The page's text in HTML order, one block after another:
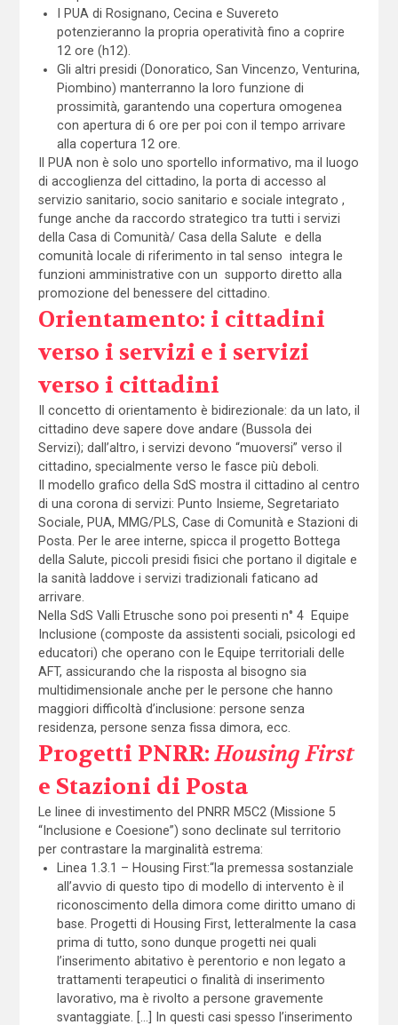
I PUA di Rosignano, Cecina e Suvereto
potenzieranno la propria operatività fino a coprire
12 ore (h12).
Gli altri presidi (Donoratico, San Vincenzo, Venturina,
Piombino) manterranno la loro funzione di
prossimità, garantendo una copertura omogenea
con apertura di 6 ore per poi con il tempo arrivare
alla copertura 12 ore.
Il PUA non è solo uno sportello informativo, ma il luogo
di accoglienza del cittadino, la porta di accesso al
servizio sanitario, socio sanitario e sociale integrato ,
funge anche da raccordo strategico tra tutti i servizi
della Casa di Comunità/ Casa della Salute e della
comunità locale di riferimento in tal senso integra le
funzioni amministrative con un supporto diretto alla
promozione del benessere del cittadino.
Orientamento: i cittadini
verso i servizi e i servizi
verso i cittadini
Il concetto di orientamento è bidirezionale: da un lato, il
cittadino deve sapere dove andare (Bussola dei
Servizi); dall’altro, i servizi devono “muoversi” verso il
cittadino, specialmente verso le fasce più deboli.
Il modello grafico della SdS mostra il cittadino al centro
di una corona di servizi: Punto Insieme, Segretariato
Sociale, PUA, MMG/PLS, Case di Comunità e Stazioni di
Posta. Per le aree interne, spicca il progetto Bottega
della Salute, piccoli presidi fisici che portano il digitale e
la sanità laddove i servizi tradizionali faticano ad
arrivare.
Nella SdS Valli Etrusche sono poi presenti n° 4 Equipe
Inclusione (composte da assistenti sociali, psicologi ed
educatori) che operano con le Equipe territoriali delle
AFT, assicurando che la risposta al bisogno sia
multidimensionale anche per le persone che hanno
maggiori difficoltà d’inclusione: persone senza
residenza, persone senza fissa dimora, ecc.
Progetti PNRR:Housing First
e Stazioni di Posta
Le linee di investimento del PNRR M5C2 (Missione 5
“Inclusione e Coesione”) sono declinate sul territorio
per contrastare la marginalità estrema:
Linea 1.3.1 – Housing First:“la premessa sostanziale
all’avvio di questo tipo di modello di intervento è il
riconoscimento della dimora come diritto umano di
base. Progetti di Housing First, letteralmente la casa
prima di tutto, sono dunque progetti nei quali
l’inserimento abitativo è perentorio e non legato a
trattamenti terapeutici o finalità di inserimento
lavorativo, ma è rivolto a persone gravemente
svantaggiate. […] In questi casi spesso l’inserimento